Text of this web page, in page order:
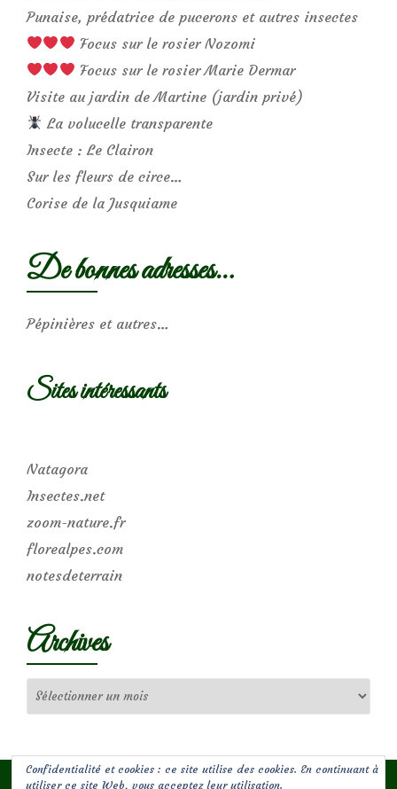
Punaise, prédatrice de pucerons et autres insectes
Focus sur le rosier Nozomi
Focus sur le rosier Marie Dermar
Visite au jardin de Martine (jardin privé)
La volucelle transparente
Insecte : Le Clairon
Sur les fleurs de circe…
Corise de la Jusquiame
De bonnes adresses…
Pépinières et autres…
Sites intéressants
Natagora
Insectes.net
zoom-nature.fr
florealpes.com
notesdeterrain
Archives
Confidentialité et cookies : ce site utilise des cookies. En continuant à
utiliser ce site Web, vous acceptez leur utilisation.